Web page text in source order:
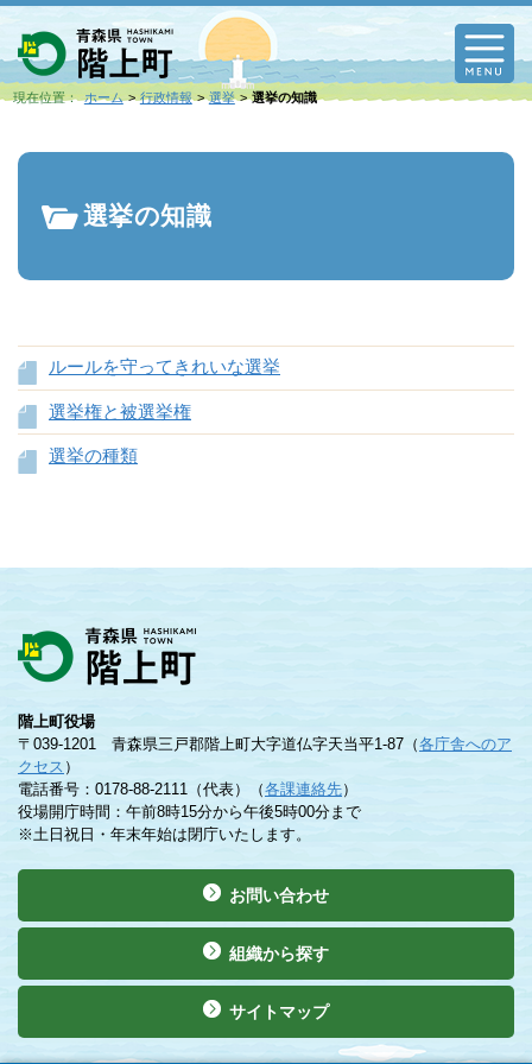
現在位置： ホーム 行政情報 選挙 選挙の知識
選挙の知識
ルールを守ってきれいな選挙
選挙権と被選挙権
選挙の種類
階上町役場
〒039-1201 青森県三戸郡階上町大字道仏字天当平1-87（各庁舎へのア
クセス ）
電話番号：0178-88-2111（代表）（各課連絡先）
役場開庁時間：午前8時15分から午後5時00分まで
※土日祝日・年末年始は閉庁いたします。
お問い合わせ
組織から探す
サイトマップ